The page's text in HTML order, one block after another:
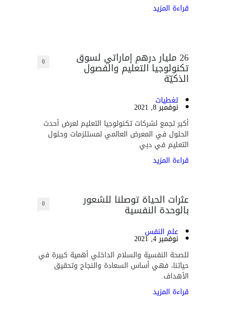
قراءة المزيد
26 مليار درهم إماراتي لسوق
تكنولوجيا التعليم والفصول
الذكيّة
0
تغطيات
نوفمبر 8, 2021
أكبر تجمع لشركات تكنولوجيا التعليم لعرض أحدث
الحلول في المعرض العالمي لمستلزمات وحلول
التعليم في دبي
قراءة المزيد
عثرات الحياة توصلنا للشعور
بالوحدة النفسية 0
علم النفس
نوفمبر 4, 2021
للصحة النفسية والسلام الداخلي أهمية كبيرة في
حياتنا، فهي أساس السعادة والنجاح وتحقيق
الأهداف.
قراءة المزيد